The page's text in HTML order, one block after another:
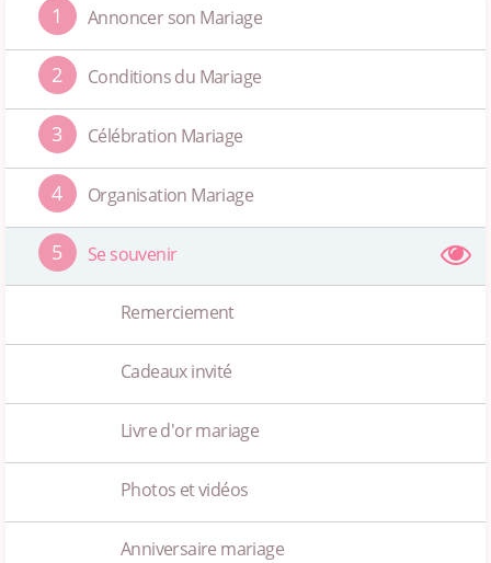
1 Annoncer son Mariage
2 Conditions du Mariage
3 Célébration Mariage
4 Organisation Mariage
5 Se souvenir
Remerciement
Cadeaux invité
Livre d'or mariage
Photos et vidéos
Anniversaire mariage